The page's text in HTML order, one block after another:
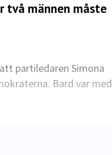
två männen måste
partiledaren Simona
Bard var med